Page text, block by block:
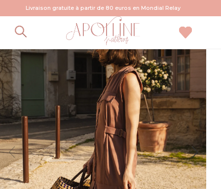
Livraison gratuite à partir de 80 euros en Mondial Relay